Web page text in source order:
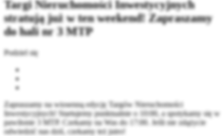
Targi Nieruchomości Inwestycyjnych
stratują już w ten weekend! Zapraszamy
do hali nr 3 MTP
Podziel się
Zapraszamy na wiosenną edycję Targów Nieruchomości
Inwestycyjnych! Startujemy punktualnie o 10:00, a spotykamy się w
pawilonie 3 MTP. Czekamy na Was do 17:00. Jeśli nie zdążycie
odwiedzić nas dziś, czekamy też jutro!